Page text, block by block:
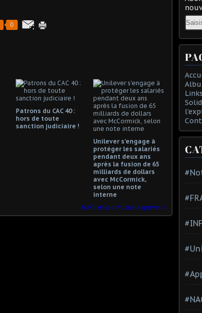
0
Patrons du CAC 40 :
hors de toute
sanction judiciaire !
Unilever s'engage à
protéger les salariés
pendant deux ans
après la fusion de 65
milliards de dollars
avec McCormick,
selon une note
interne
NAO, et point sur la grève
Links